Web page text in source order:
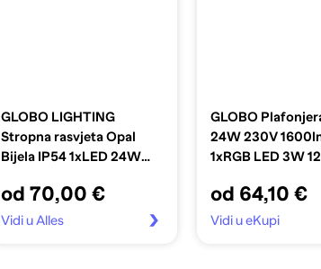
GLOBO LIGHTING
Stropna rasvjeta Opal
Bijela IP54 1xLED 24W
od 70,00 €
Vidi u Alles
GLOBO
24W 230V
1xRGB LED 3W
zvučnikom
od 64,10 €
Vidi u eKupi